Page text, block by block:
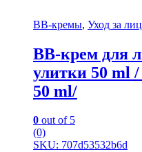
BB-кремы, Уход за
BB-крем для
улитки 50 ml
50 ml/
0 out of 5
(0)
SKU: 707d53532b6d